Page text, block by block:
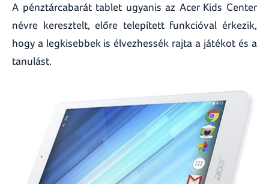
A pénztárcabarát tablet ugyanis az Acer Kids Center
névre keresztelt, előre telepített funkcióval érkezik,
hogy a legkisebbek is élvezhessék rajta a játékot és a
tanulást.